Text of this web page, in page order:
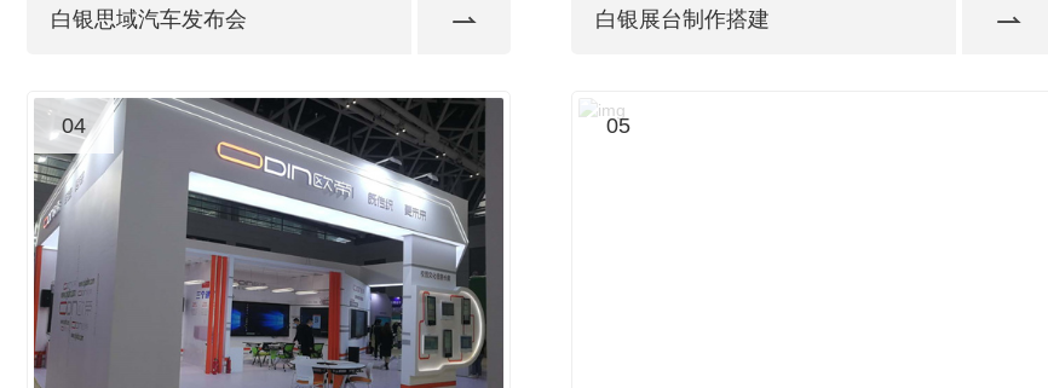
白银思域汽车发布会 白银展台制作搭建
04 05